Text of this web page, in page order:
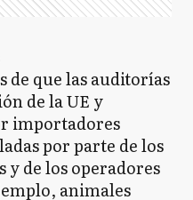
que las auditorías
de la UE y
importadores
por parte de los
y de los operadores
animales